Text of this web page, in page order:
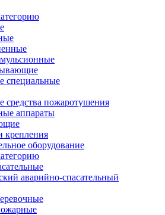
специальные
средства пожаротушения
аппараты
крепления
оборудование
аварийно-спасательный